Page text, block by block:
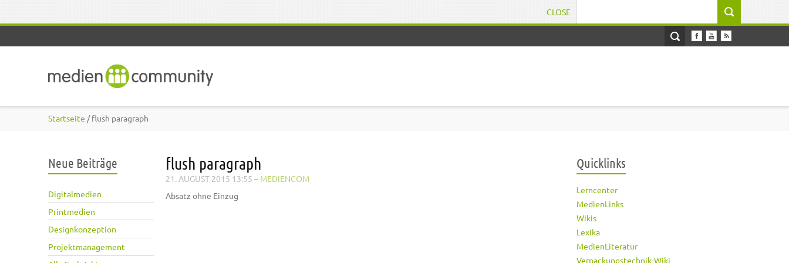
CLOSE
Startseite / flush paragraph
Neue Beiträge
Digitalmedien
Printmedien
Designkonzeption
Projektmanagement
flush paragraph
21. AUGUST 2015 13:55 – MEDIENCOM
Absatz ohne Einzug
Quicklinks
Lerncenter
MedienLinks
Wikis
Lexika
MedienLiteratur
Verpackungstechnik-Wiki